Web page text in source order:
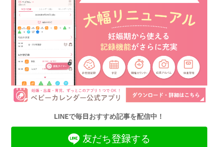
LINEで毎日おすすめ記事を配信中！
友だち登録する